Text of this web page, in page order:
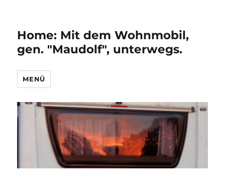
Home: Mit dem Wohnmobil,
gen. "Maudolf", unterwegs.
MENÜ